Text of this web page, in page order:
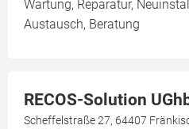
Wartung, Reparatur,
Austausch, Beratung
RECOS-Solution
Scheffelstraße 27, 64407